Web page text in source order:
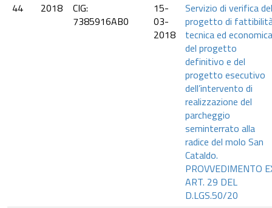
44
2018
CIG:
7385916AB0
15-
03-
2018
Servizio di verifica del
progetto di
tecnica ed
del progetto
definitivo e del
progetto esecutivo
dell’intervento di
realizzazione del
parcheggio
seminterrato alla
radice del molo San
Cataldo.
PROVVEDIMENTO
ART. 29 DEL
D.LGS.50/20